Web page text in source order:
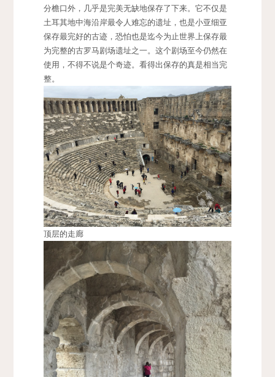
分檐口外，几乎是完美无缺地保存了下来。它不仅是
土耳其地中海沿岸最令人难忘的遗址，也是小亚细亚
保存最完好的古迹，恐怕也是迄今为止世界上保存最
为完整的古罗马剧场遗址之一。这个剧场至今仍然在
使用，不得不说是个奇迹。看得出保存的真是相当完
整。
顶层的走廊